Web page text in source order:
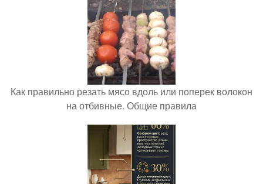
Как правильно резать мясо вдоль или поперек волокон
на отбивные. Общие правила